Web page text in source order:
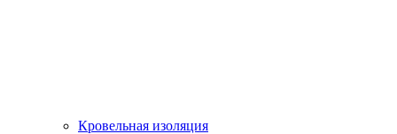
Кровельная изоляция